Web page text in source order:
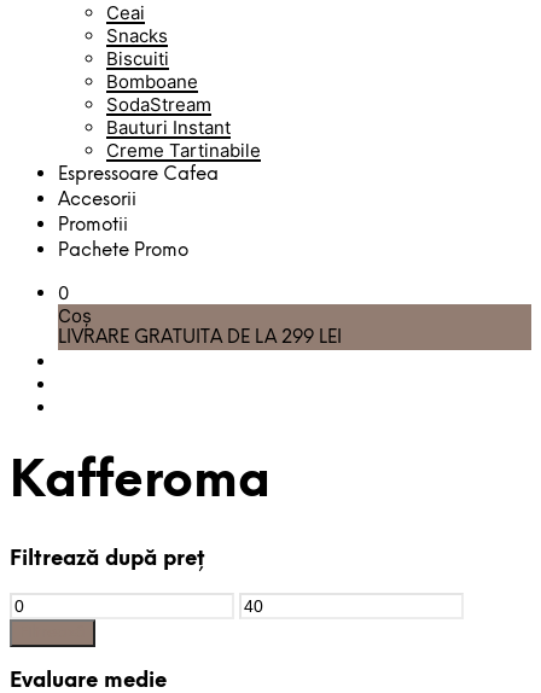
Ceai
Snacks
Biscuiti
Bomboane
SodaStream
Bauturi Instant
Creme Tartinabile
Espressoare Cafea
Accesorii
Promotii
Pachete Promo
0
Coș
LIVRARE GRATUITA DE LA 299 LEI
Kafferoma
Filtrează după preț
Preț
Minim
Preț
Evaluare medie